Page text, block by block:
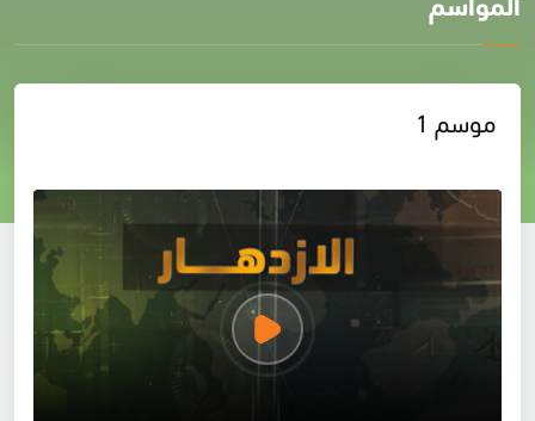
المواسم
موسم 1